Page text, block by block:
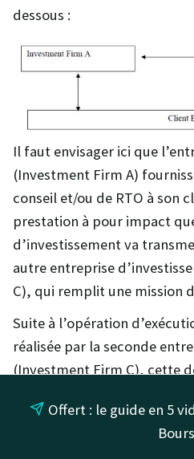
dessous :
Il faut envisager ici que
(Investment Firm A)
conseil et/ou de RTO à son
prestation à pour impact
d’investissement va
autre entreprise
C), qui remplit une mission
Suite à l’opération
réalisée par la seconde
(Investment Firm C), cette
d’investissement initial
Offert : le guide en 5